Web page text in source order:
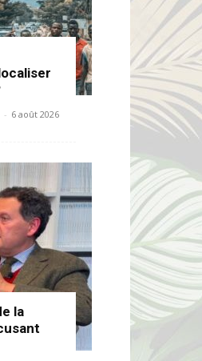
- 6 août 2026
la